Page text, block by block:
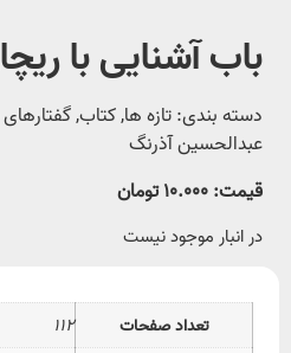
باب آشنایی با
دسته بندی: تازه ها, کتاب,
عبدالحسین آذرنگ
قیمت: ۱۰.۰۰۰ تومان
در انبار موجود نیست
تعداد صفحات
۱۱۲